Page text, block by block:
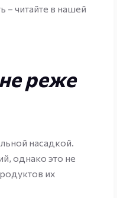
– читайте в нашей
реже
насадкой.
однако это не
их